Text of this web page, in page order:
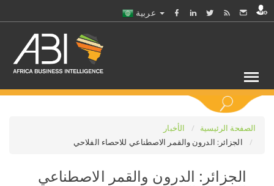
الصفحة الرئيسية
الأخبار
الجزائر: الدرون والقمر الاصطناعي للاحصاء الفلاحي
الجزائر: الدرون والقمر الاصطناعي